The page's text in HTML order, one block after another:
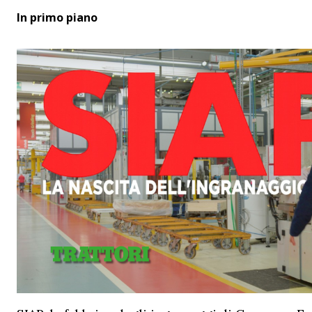
In primo piano